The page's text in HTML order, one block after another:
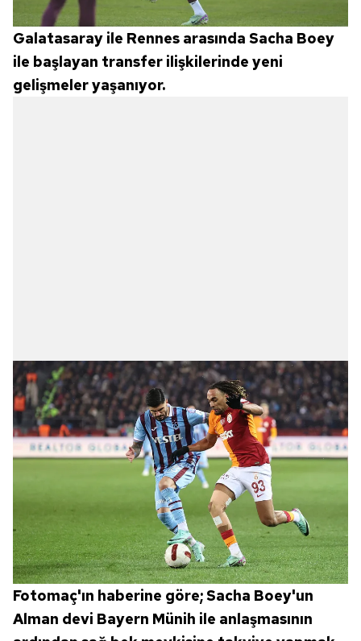
Galatasaray ile Rennes arasında Sacha Boey
ile başlayan transfer ilişkilerinde yeni
gelişmeler yaşanıyor.
Fotomaç'ın haberine göre; Sacha Boey'un
Alman devi Bayern Münih ile anlaşmasının